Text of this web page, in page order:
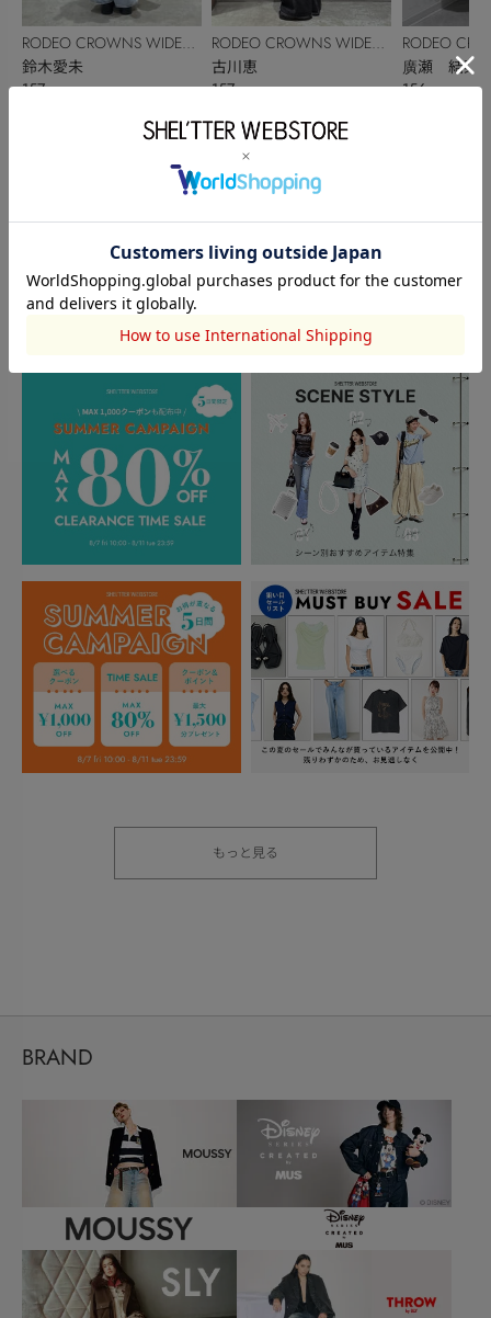
RODEO CROWNS WIDE
BOWL
鈴木愛未
157cm
RODEO CROWNS WIDE
BOWL
古川恵
157cm
RODEO
BOWL
廣瀬 結菜
156cm
このアイテムを見た人がチェックしている商品
もっと見る
BRAND